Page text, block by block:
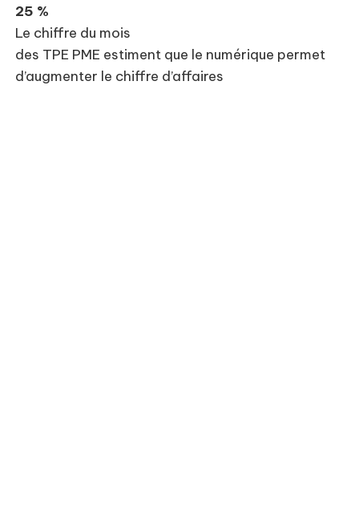
25 %
Le chiffre du mois
des TPE PME estiment que le numérique permet
d’augmenter le chiffre d’affaires